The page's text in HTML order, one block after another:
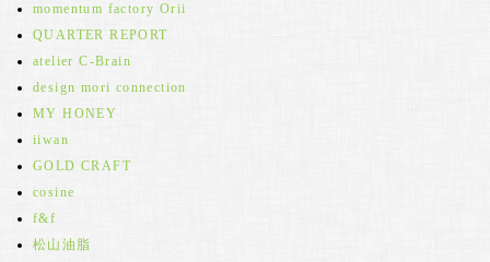
momentum factory Orii
QUARTER REPORT
atelier C-Brain
design mori connection
MY HONEY
iiwan
GOLD CRAFT
cosine
f&f
松山油脂